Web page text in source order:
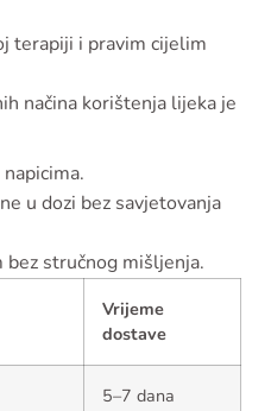
terapiji i pravim cijelim
načina korištenja lijeka je
u dozi bez savjetovanja
stručnog mišljenja.
Vrijeme
dostave
5–7 dana